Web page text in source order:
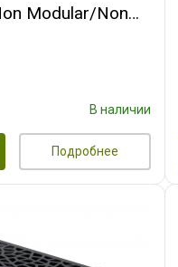
Modular/Non
Analog/80
В наличии
Подробнее